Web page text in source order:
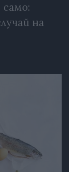
само:
на